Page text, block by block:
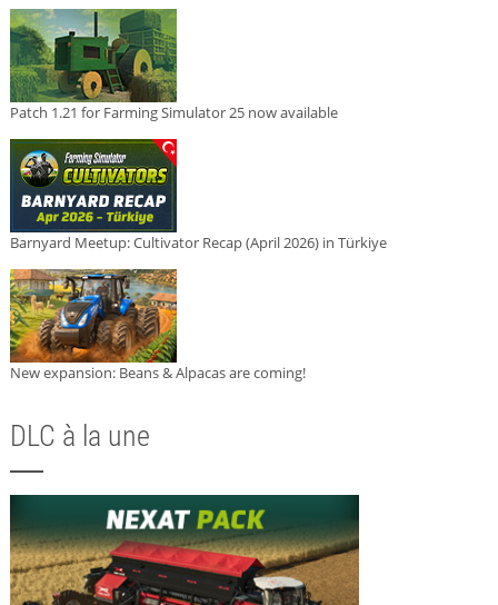
Patch 1.21 for Farming Simulator 25 now available
Barnyard Meetup: Cultivator Recap (April 2026) in Türkiye
New expansion: Beans & Alpacas are coming!
DLC à la une